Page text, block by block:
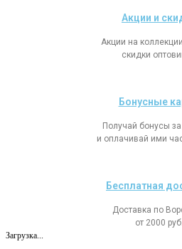
Акции и
Акции на
скидки
Бонусные
Получай бонусы за
и оплачивай ими
Бесплатная
Доставка по
от 2000 руб.
Загрузка...